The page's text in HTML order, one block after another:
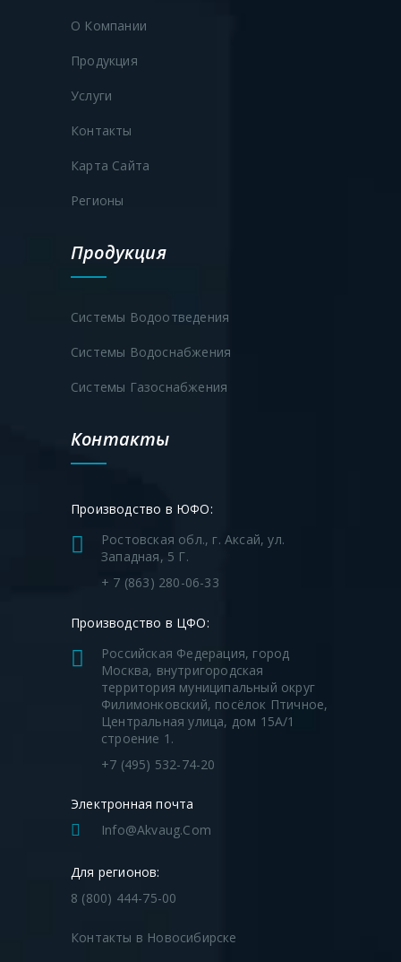
О Компании
Продукция
Услуги
Контакты
Карта Сайта
Регионы
Продукция
Системы Водоотведения
Системы Водоснабжения
Системы Газоснабжения
Контакты
Производство в ЮФО:
Ростовская обл., г. Аксай, ул.
Западная, 5 Г.
+ 7 (863) 280-06-33
Производство в ЦФО:
Российская Федерация, город
Москва, внутригородская
территория муниципальный округ
Филимонковский, посёлок Птичное,
Центральная улица, дом 15А/1
строение 1.
+7 (495) 532-74-20
Электронная почта
Info@akvaug.com
Для регионов:
8 (800) 444-75-00
Контакты в Новосибирске